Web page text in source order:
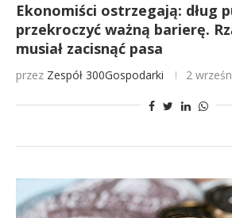
Ekonomiści ostrzegają: dług
przekroczyć ważną barierę.
musiał zacisnąć pasa
przez Zespół 300Gospodarki 2